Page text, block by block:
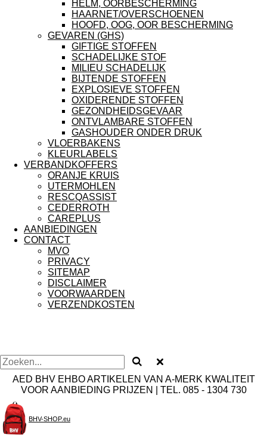
HELM, OORBESCHERMING
HAARNET/OVERSCHOENEN
HOOFD, OOG, OOR BESCHERMING
GEVAREN (GHS)
GIFTIGE STOFFEN
SCHADELIJKE STOF
MILIEU SCHADELIJK
BIJTENDE STOFFEN
EXPLOSIEVE STOFFEN
OXIDERENDE STOFFEN
GEZONDHEIDSGEVAAR
ONTVLAMBARE STOFFEN
GASHOUDER ONDER DRUK
VLOERBAKENS
KLEURLABELS
VERBANDKOFFERS
ORANJE KRUIS
UTERMOHLEN
RESCQASSIST
CEDERROTH
CAREPLUS
AANBIEDINGEN
CONTACT
MVO
PRIVACY
SITEMAP
DISCLAIMER
VOORWAARDEN
VERZENDKOSTEN
AED BHV EHBO ARTIKELEN VAN A-MERK KWALITEIT
VOOR AANBIEDING PRIJZEN | TEL. 085 - 1304 730
BHV-SHOP.eu